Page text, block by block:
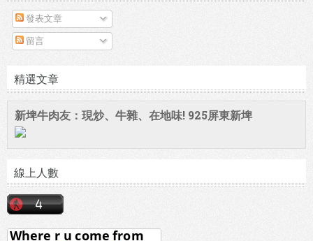
發表文章
留言
精選文章
新埤牛肉友：現炒、牛雜、在地味! 925屏東新埤
線上人數